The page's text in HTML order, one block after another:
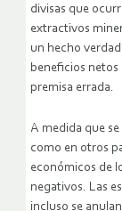
divisas que
extractivos
un hecho
beneficios netos
premisa errada.
A medida que
como en otros
económicos de
negativos. Las
incluso se